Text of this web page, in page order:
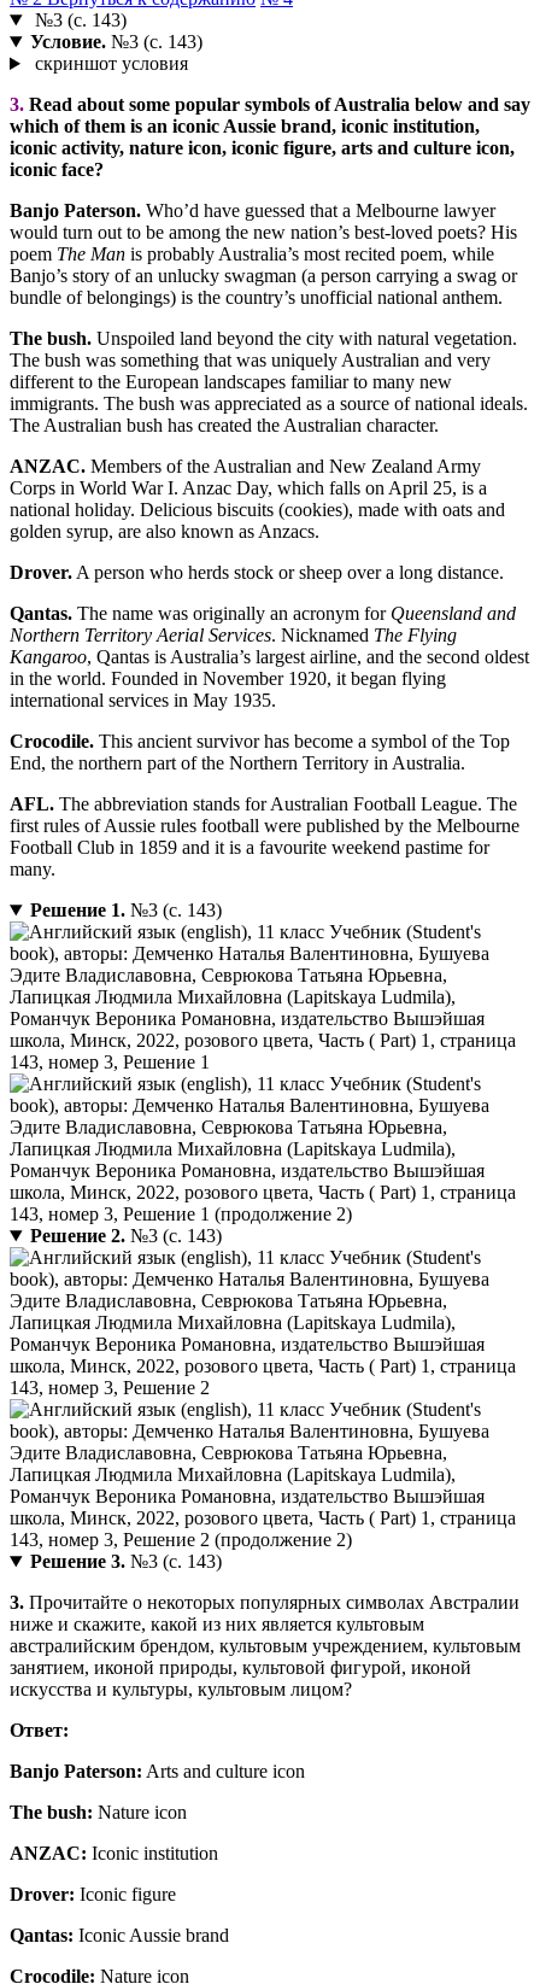
№3 (с. 143)
Условие.№3 (с. 143)
скриншот условия
3. Read about some popular symbols of Australia below and say
which of them is an iconic Aussie brand, iconic institution,
iconic activity, nature icon, iconic figure, arts and culture icon,
iconic face?
Banjo Paterson. Who’d have guessed that a Melbourne lawyer
would turn out to be among the new nation’s best-loved poets? His
poem The Man is probably Australia’s most recited poem, while
Banjo’s story of an unlucky swagman (a person carrying a swag or
bundle of belongings) is the country’s unofficial national anthem.
The bush. Unspoiled land beyond the city with natural vegetation.
The bush was something that was uniquely Australian and very
different to the European landscapes familiar to many new
immigrants. The bush was appreciated as a source of national ideals.
The Australian bush has created the Australian character.
ANZAC. Members of the Australian and New Zealand Army
Corps in World War I. Anzac Day, which falls on April 25, is a
national holiday. Delicious biscuits (cookies), made with oats and
golden syrup, are also known as Anzacs.
Drover. A person who herds stock or sheep over a long distance.
Qantas. The name was originally an acronym for Queensland and
Northern Territory Aerial Services. Nicknamed The Flying
Kangaroo, Qantas is Australia’s largest airline, and the second oldest
in the world. Founded in November 1920, it began flying
international services in May 1935.
Crocodile. This ancient survivor has become a symbol of the Top
End, the northern part of the Northern Territory in Australia.
AFL. The abbreviation stands for Australian Football League. The
first rules of Aussie rules football were published by the Melbourne
Football Club in 1859 and it is a favourite weekend pastime for
many.
Решение 1.№3 (с. 143)
Решение 2.№3 (с. 143)
Решение 3.№3 (с. 143)
3. Прочитайте о некоторых популярных символах Австралии
ниже и скажите, какой из них является культовым
австралийским брендом, культовым учреждением, культовым
занятием, иконой природы, культовой фигурой, иконой
искусства и культуры, культовым лицом?
Ответ:
Banjo Paterson: Arts and culture icon
The bush: Nature icon
ANZAC: Iconic institution
Drover: Iconic figure
Qantas: Iconic Aussie brand
Crocodile: Nature icon